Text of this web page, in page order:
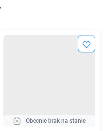
Obecnie brak na stanie